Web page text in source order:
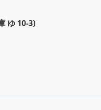
ゆ 10-3)